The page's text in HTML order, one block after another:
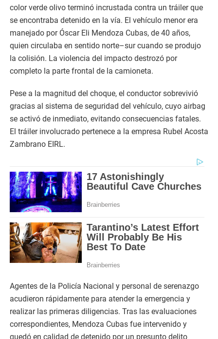
color verde olivo terminó incrustada contra un tráiler que
se encontraba detenido en la vía. El vehículo menor era
manejado por Óscar Eli Mendoza Cubas, de 40 años,
quien circulaba en sentido norte–sur cuando se produjo
la colisión. La violencia del impacto destrozó por
completo la parte frontal de la camioneta.
Pese a la magnitud del choque, el conductor sobrevivió
gracias al sistema de seguridad del vehículo, cuyo airbag
se activó de inmediato, evitando consecuencias fatales.
El tráiler involucrado pertenece a la empresa Rubel Acosta
Zambrano EIRL.
Agentes de la Policía Nacional y personal de serenazgo
acudieron rápidamente para atender la emergencia y
realizar las primeras diligencias. Tras las evaluaciones
correspondientes, Mendoza Cubas fue intervenido y
quedó en calidad de detenido por un presunto delito